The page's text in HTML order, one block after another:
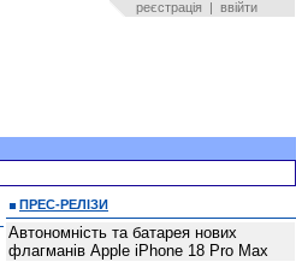
реєстрація | ввійти
ПРЕС-РЕЛІЗИ
Автономність та батарея нових
флагманів Apple iPhone 18 Pro Max